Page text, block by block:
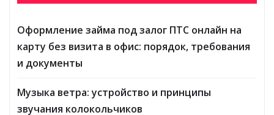
Оформление займа под залог ПТС онлайн на
карту без визита в офис: порядок, требования
и документы
Музыка ветра: устройство и принципы
звучания колокольчиков